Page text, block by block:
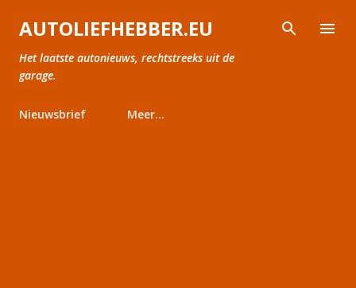
Doorgaan naar hoofdcontent
AUTOLIEFHEBBER.EU
Het laatste autonieuws, rechtstreeks uit de
garage.
Nieuwsbrief Meer…